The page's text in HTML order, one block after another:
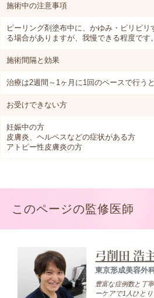
施術中の注意事項
ピーリング剤塗布中に、かゆみ・ピリピ
る場合がありますが、我慢できる程度です。
施術間隔と効果
治療は2週間～1ヶ月に1回のペースで行う
お受けできない方
妊娠中の方
皮膚炎、ヘルペスなどの症状がある方
アトピー性皮膚炎の方
このページの監修医師
弓削田 浩
東京形成美容外
豊富な症例数と丁
ーケアで1人ひと